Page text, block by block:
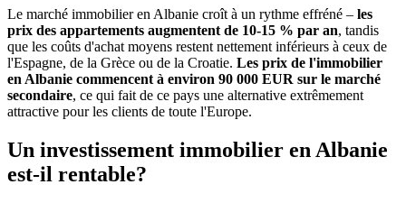
Le marché immobilier en Albanie croît à un rythme effréné – les
prix des appartements augmentent de 10-15 % par an, tandis
que les coûts d'achat moyens restent nettement inférieurs à ceux de
l'Espagne, de la Grèce ou de la Croatie. Les prix de l'immobilier
en Albanie commencent à environ 90 000 EUR sur le marché
secondaire, ce qui fait de ce pays une alternative extrêmement
attractive pour les clients de toute l'Europe.
Un investissement immobilier en Albanie
est-il rentable?